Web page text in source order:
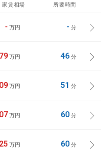
家賃相場 所要時間
- 万円 - 分
万円 46分
万円 51 分
万円 60分
万円 60分